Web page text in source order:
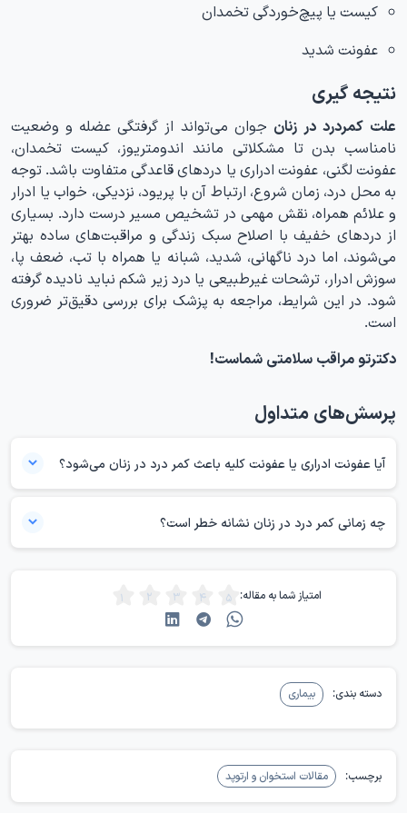
کیست یا پیچ‌خوردگی تخمدان
عفونت شدید
نتیجه گیری
علت کمردرد در زنان جوان می‌تواند از گرفتگی عضله و وضعیت
نامناسب بدن تا مشکلاتی مانند اندومتریوز، کیست تخمدان،
عفونت لگنی، عفونت ادراری یا دردهای قاعدگی متفاوت باشد. توجه
به محل درد، زمان شروع، ارتباط آن با پریود، نزدیکی، خواب یا ادرار
و علائم همراه، نقش مهمی در تشخیص مسیر درست دارد. بسیاری
از دردهای خفیف با اصلاح سبک زندگی و مراقبت‌های ساده بهتر
می‌شوند، اما درد ناگهانی، شدید، شبانه یا همراه با تب، ضعف پا،
سوزش ادرار، ترشحات غیرطبیعی یا درد زیر شکم نباید نادیده گرفته
شود. در این شرایط، مراجعه به پزشک برای بررسی دقیق‌تر ضروری
است.
دکترتو مراقب سلامتی شماست!
پرسش‌های متداول
آیا عفونت ادراری یا عفونت کلیه باعث کمر درد در زنان می‌شود؟
کمر شود. همراهی این درد با سوزش ادرار، تکرر، تب یا تهوع، احتمال منشا
ادراری را بیشتر می‌کند.
چه زمانی کمر درد در زنان نشانه خطر است؟
بیش از چند هفته یا درد همراه با کاهش وزن یا بی‌حالی شدید همراه باشد،
باید جدی گرفته شود. این‌ها می‌توانند نشانه‌ی مشکل لگنی، کلیوی، عصبی یا
ستون فقرات باشند و بهتر است زودتر بررسی شوند.
امتیاز شما به مقاله:
دسته بندی: بیماری
برچسب: مقالات استخوان و ارتوپد